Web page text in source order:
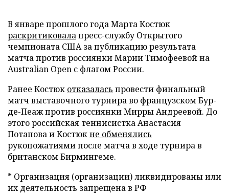
В январе прошлого года Марта Костюк
раскритиковалапресс-службу Открытого
чемпионата США за публикацию результата
матча против россиянки Марии Тимофеевой на
Australian Open с флагом России.
Ранее Костюк отказалась провести финальный
матч выставочного турнира во французском Бур-
де-Пеаж против россиянки Мирры Андреевой. До
этого российская теннисистка Анастасия
Потапова и Костюкне обменялись
рукопожатиями после матча в ходе турнира в
британском Бирмингеме.
* Организация (организации) ликвидированы или
их деятельность запрещена в РФ